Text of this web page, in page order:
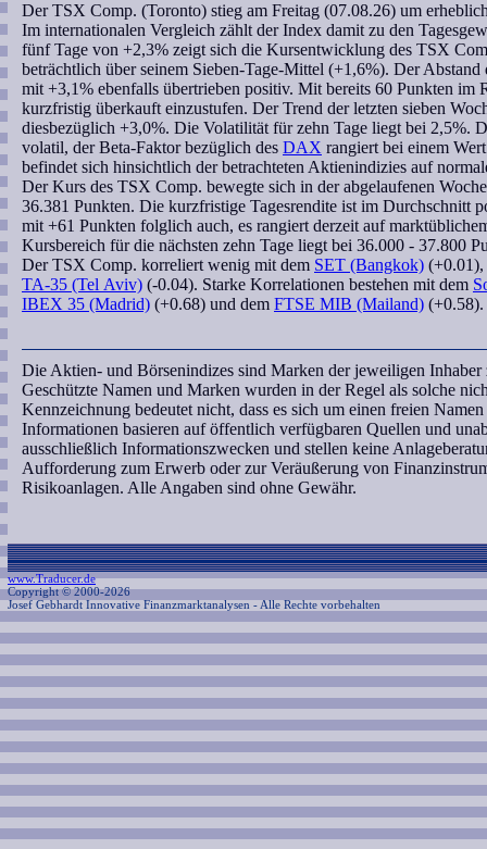
DerTSX Comp. (Toronto) stieg am Freitag (07.08.26) um
Im internationalen Vergleich zählt der Index damit zu den
fünf Tage von +2,3% zeigt sich die Kursentwicklung des TSX
beträchtlich über seinem Sieben-Tage-Mittel (+1,6%). Der Abstand
mit +3,1% ebenfalls übertrieben positiv. Mit bereits 60 Punkten im
kurzfristig überkauft einzustufen. Der Trend der letzten sieben
diesbezüglich +3,0%. Die Volatilität für zehn Tage liegt bei 2,5%.
volatil, derBeta-Faktorbezüglich des DAX rangiert bei einem
befindet sich hinsichtlich der betrachteten Aktienindizies auf
Der Kurs des TSX Comp. bewegte sich in der abgelaufenen
36.381 Punkten. Die kurzfristige Tagesrendite ist im Durchschnitt
mit +61 Punkten folglich auch, es rangiert derzeit auf
Kursbereich für die nächsten zehn Tage liegt bei 36.000 - 37.800
DerTSX Comp. korreliert wenig mit dem SET (Bangkok)
TA-35 (Tel Aviv) (-0.04). Starke Korrelationen bestehen mit dem
IBEX 35 (Madrid) (+0.68) und dem FTSE MIB (Mailand) (+0.58).
Die Aktien- und Börsenindizes sind Marken der jeweiligen Inhaber
Geschützte Namen und Marken wurden in der Regel als solche
Kennzeichnung bedeutet nicht, dass es sich um einen freien
Informationen basieren auf öffentlich verfügbaren Quellen und
ausschließlich Informationszwecken und stellen keine
Aufforderung zum Erwerb oder zur Veräußerung von
Risikoanlagen. Alle Angaben sind ohne Gewähr.
www.Traducer.de
Copyright © 2000-2026
Josef Gebhardt Innovative Finanzmarktanalysen - Alle Rechte vorbehalten